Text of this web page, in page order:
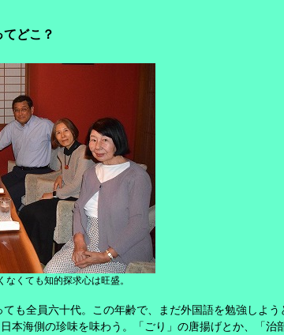
どこ？
くても知的探求心は旺盛。
も全員六十代。この年齢で、まだ外国語を勉強しよ
本海側の珍味を味わう。「ごり」の唐揚げとか、「治